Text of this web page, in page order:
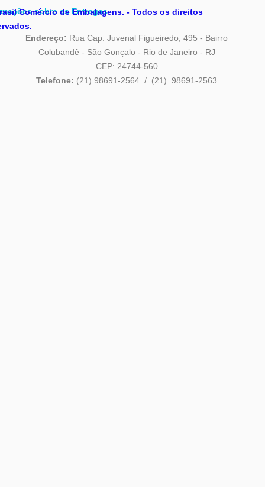
sobre as Entregas
Comércio de Embalagens. - Todos os direitos
Endereço: Rua Cap. Juvenal Figueiredo, 495 - Bairro
Colubandê - São Gonçalo - Rio de Janeiro - RJ
CEP: 24744-560
Telefone: (21) 98691-2564 / (21) 98691-2563